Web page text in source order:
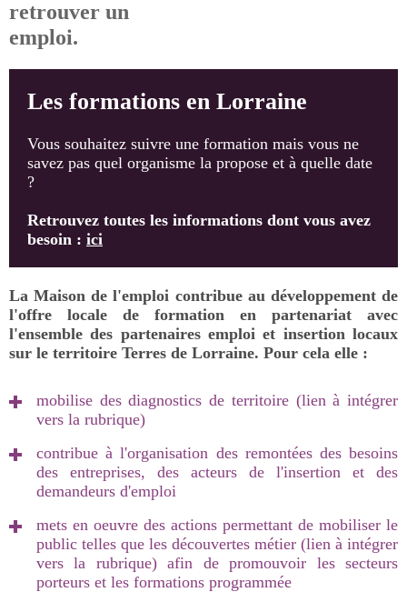
retrouver un
emploi.
Les formations en Lorraine
Vous souhaitez suivre une formation mais vous ne
savez pas quel organisme la propose et à quelle date
?
Retrouvez toutes les informations dont vous avez
besoin : ici
La Maison de l'emploi contribue au développement de
l'offre locale de formation en partenariat avec
l'ensemble des partenaires emploi et insertion locaux
sur le territoire Terres de Lorraine. Pour cela elle :
mobilise des diagnostics de territoire (lien à intégrer
vers la rubrique)
contribue à l'organisation des remontées des besoins
des entreprises, des acteurs de l'insertion et des
demandeurs d'emploi
mets en oeuvre des actions permettant de mobiliser le
public telles que les découvertes métier (lien à intégrer
vers la rubrique) afin de promouvoir les secteurs
porteurs et les formations programmée